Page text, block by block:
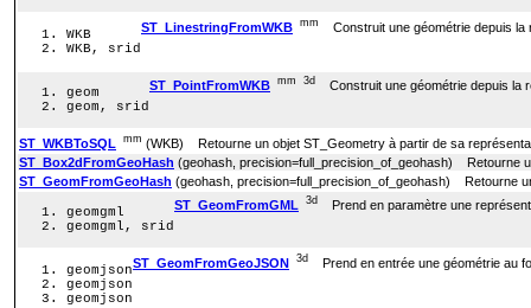
ST_LinestringFromWKB mm Construit une géométrie depuis la
WKB
WKB, srid
ST_PointFromWKB mm 3d Construit une géométrie depuis la
geom
geom, srid
ST_WKBToSQL mm (WKB) Retourne un objet ST_Geometry à partir de sa
ST_Box2dFromGeoHash (geohash, precision=full_precision_of_geohash) Retourne
ST_GeomFromGeoHash (geohash, precision=full_precision_of_geohash) Retourne
ST_GeomFromGML
3d Prend en paramètre une
geomgml
geomgml, srid
ST_GeomFromGeoJSON 3d Prend en entrée une géométrie au
geomjson
geomjson
geomjson